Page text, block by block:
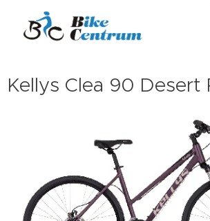
Kellys Clea 90 Desert